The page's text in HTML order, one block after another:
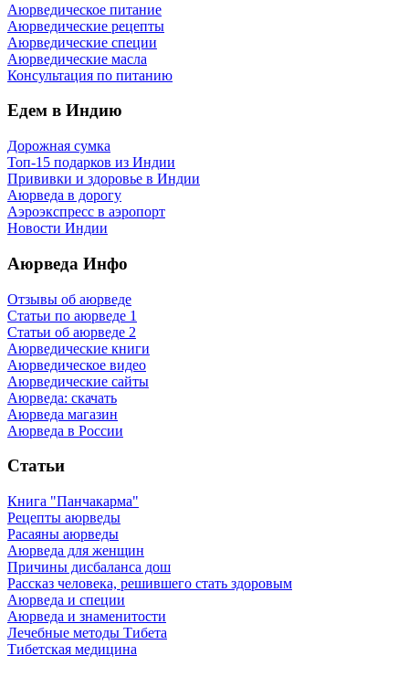
Аюрведическое питание
Аюрведические рецепты
Аюрведические специи
Аюрведические масла
Консультация по питанию
Едем в Индию
Дорожная сумка
Топ-15 подарков из Индии
Прививки и здоровье в Индии
Аюрведа в дорогу
Аэроэкспресс в аэропорт
Новости Индии
Аюрведа Инфо
Отзывы об аюрведе
Статьи по аюрведе 1
Статьи об аюрведе 2
Аюрведические книги
Аюрведическое видео
Аюрведические сайты
Аюрведа: скачать
Аюрведа магазин
Аюрведа в России
Статьи
Книга "Панчакарма"
Рецепты аюрведы
Расаяны аюрведы
Аюрведа для женщин
Причины дисбаланса дош
Рассказ человека, решившего стать здоровым
Аюрведа и специи
Аюрведа и знаменитости
Лечебные методы Тибета
Тибетская медицина